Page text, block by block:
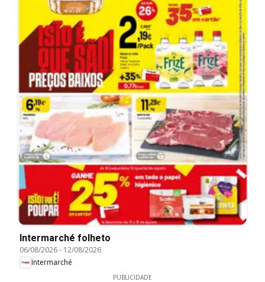
Intermarché folheto
06/08/2026- 12/08/2026
Intermarché
PUBLICIDADE